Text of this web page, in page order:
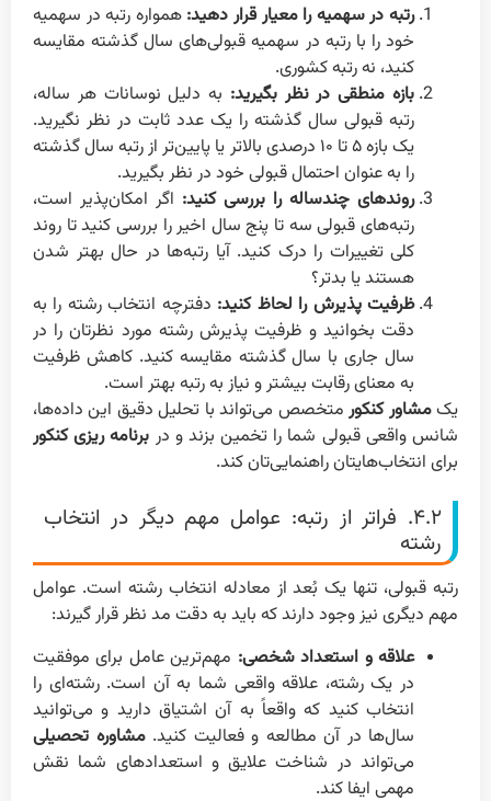
رتبه در سهمیه را معیار قرار دهید: همواره رتبه در سهمیه
خود را با رتبه در سهمیه قبولی‌های سال گذشته مقایسه
کنید، نه رتبه کشوری.
بازه منطقی در نظر بگیرید: به دلیل نوسانات هر ساله،
رتبه قبولی سال گذشته را یک عدد ثابت در نظر نگیرید.
یک بازه ۵ تا ۱۰ درصدی بالاتر یا پایین‌تر از رتبه سال گذشته
را به عنوان احتمال قبولی خود در نظر بگیرید.
روندهای چندساله را بررسی کنید: اگر امکان‌پذیر است،
رتبه‌های قبولی سه تا پنج سال اخیر را بررسی کنید تا روند
کلی تغییرات را درک کنید. آیا رتبه‌ها در حال بهتر شدن
هستند یا بدتر؟
ظرفیت پذیرش را لحاظ کنید: دفترچه انتخاب رشته را به
دقت بخوانید و ظرفیت پذیرش رشته مورد نظرتان را در
سال جاری با سال گذشته مقایسه کنید. کاهش ظرفیت
به معنای رقابت بیشتر و نیاز به رتبه بهتر است.
یکمشاور کنکورمتخصص می‌تواند با تحلیل دقیق این داده‌ها،
شانس واقعی قبولی شما را تخمین بزند و در برنامه ریزی کنکور
برای انتخاب‌هایتان راهنمایی‌تان کند.
۴.۲. فراتر از رتبه: عوامل مهم دیگر در انتخاب
رشته
رتبه قبولی، تنها یک بُعد از معادله انتخاب رشته است. عوامل
مهم دیگری نیز وجود دارند که باید به دقت مد نظر قرار گیرند:
علاقه و استعداد شخصی: مهم‌ترین عامل برای موفقیت
در یک رشته، علاقه واقعی شما به آن است. رشته‌ای را
انتخاب کنید که واقعاً به آن اشتیاق دارید و می‌توانید
سال‌ها در آن مطالعه و فعالیت کنید.مشاوره تحصیلی
می‌تواند در شناخت علایق و استعدادهای شما نقش
مهمی ایفا کند.